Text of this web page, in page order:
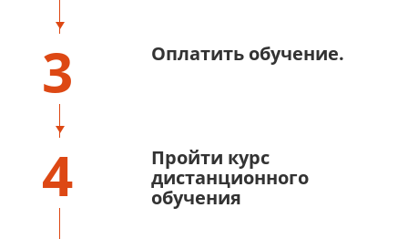
3 Оплатить обучение.
4
Пройти курс
дистанционного
обучения